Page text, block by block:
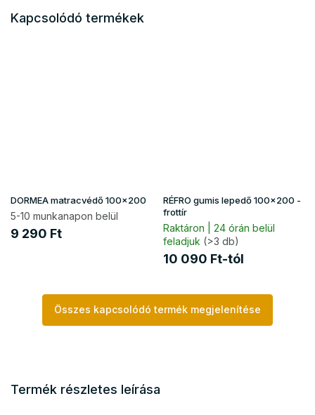
Kapcsolódó termékek
DORMEA matracvédő 100x200
5-10 munkanapon belül
9 290 Ft
RÉFRO gumis lepedő 100x200 -
frottír
Raktáron | 24 órán belül
feladjuk (>3 db)
10 090 Ft-tól
Összes kapcsolódó termék megjelenítése
Termék részletes leírása